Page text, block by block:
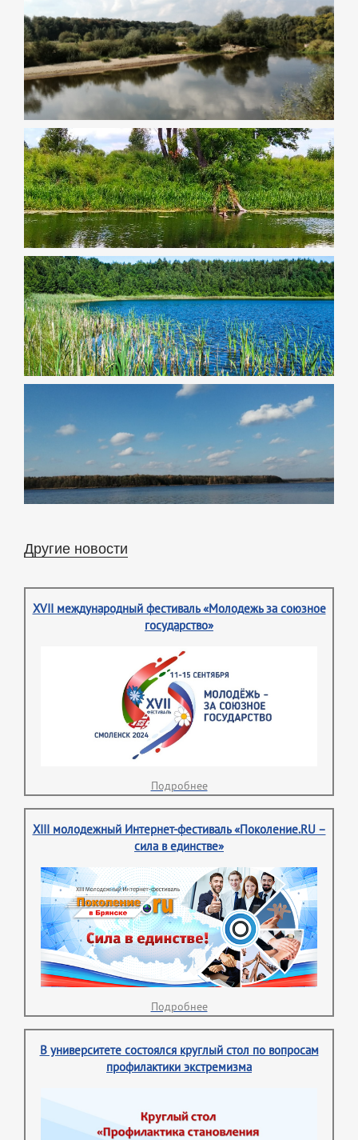
Другие новости
XVII международный фестиваль «Молодежь за союзное
государство»
Подробнее
XIII молодежный Интернет-фестиваль «Поколение.RU –
сила в единстве»
Подробнее
В университете состоялся круглый стол по вопросам
профилактики экстремизма